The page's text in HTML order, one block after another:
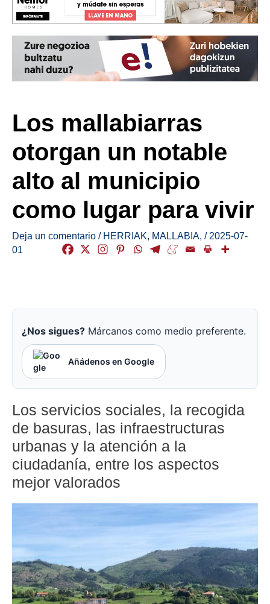
Los mallabiarras
otorgan un notable
alto al municipio
como lugar para vivir
Deja un comentario / HERRIAK, MALLABIA, / 2025-07-
01
¿Nos sigues? Márcanos como medio preferente.
Añádenos en Google
Los servicios sociales, la recogida
de basuras, las infraestructuras
urbanas y la atención a la
ciudadanía, entre los aspectos
mejor valorados